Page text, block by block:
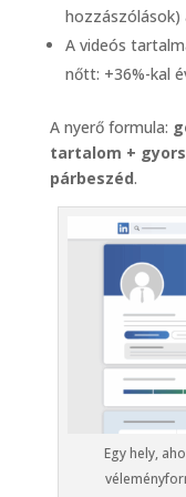
hozzászólások)
A videós
nőtt: +36%-kal
A nyerő formula:
tartalom +
párbeszéd.
Egy hely,